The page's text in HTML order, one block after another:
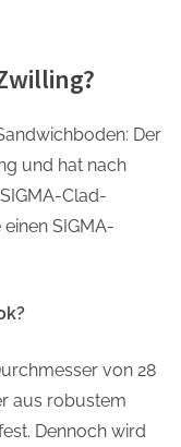
Der
und hat nach
Clad-
SIGMA-
von 28
aus robustem
Dennoch wird